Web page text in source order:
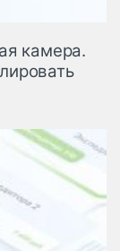
камера.